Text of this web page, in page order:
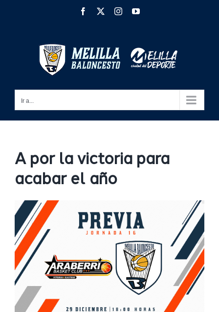
Facebook InstagramYouTube
Ir a...
A por la victoria para
acabar el año
Ver
imagen
más
grande